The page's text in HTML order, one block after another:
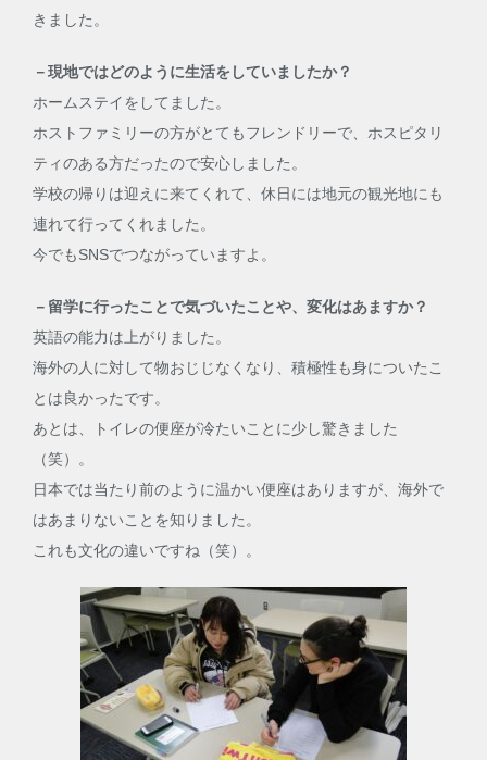
きました。
－現地ではどのように生活をしていましたか？
ホームステイをしてました。
ホストファミリーの方がとてもフレンドリーで、ホスピタリ
ティのある方だったので安心しました。
学校の帰りは迎えに来てくれて、休日には地元の観光地にも
連れて行ってくれました。
今でもSNSでつながっていますよ。
－留学に行ったことで気づいたことや、変化はあますか？
英語の能力は上がりました。
海外の人に対して物おじじなくなり、積極性も身についたこ
とは良かったです。
あとは、トイレの便座が冷たいことに少し驚きました
（笑）。
日本では当たり前のように温かい便座はありますが、海外で
はあまりないことを知りました。
これも文化の違いですね（笑）。